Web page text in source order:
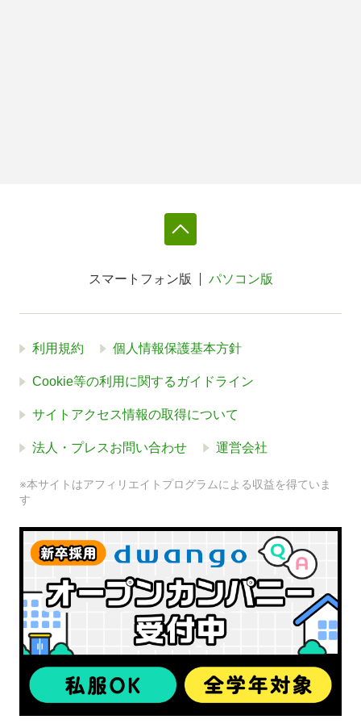
スマートフォン版 パソコン版
利用規約 個人情報保護基本方針
Cookie等の利用に関するガイドライン
サイトアクセス情報の取得について
法人・プレスお問い合わせ 運営会社
※本サイトはアフィリエイトプログラムによる収益を得ていま
す